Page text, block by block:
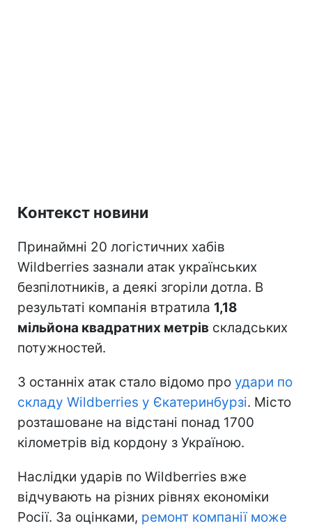
Контекст новини
Принаймні 20 логістичних хабів
Wildberries зазнали атак українських
безпілотників, а деякі згоріли дотла. В
результаті компанія втратила 1,18
мільйона квадратних метрів складських
потужностей.
З останніх атак стало відомо про удари по
складу Wildberries у Єкатеринбурзі. Місто
розташоване на відстані понад 1700
кілометрів від кордону з Україною.
Наслідки ударів по Wildberries вже
відчувають на різних рівнях економіки
Росії. За оцінками, ремонт компанії може